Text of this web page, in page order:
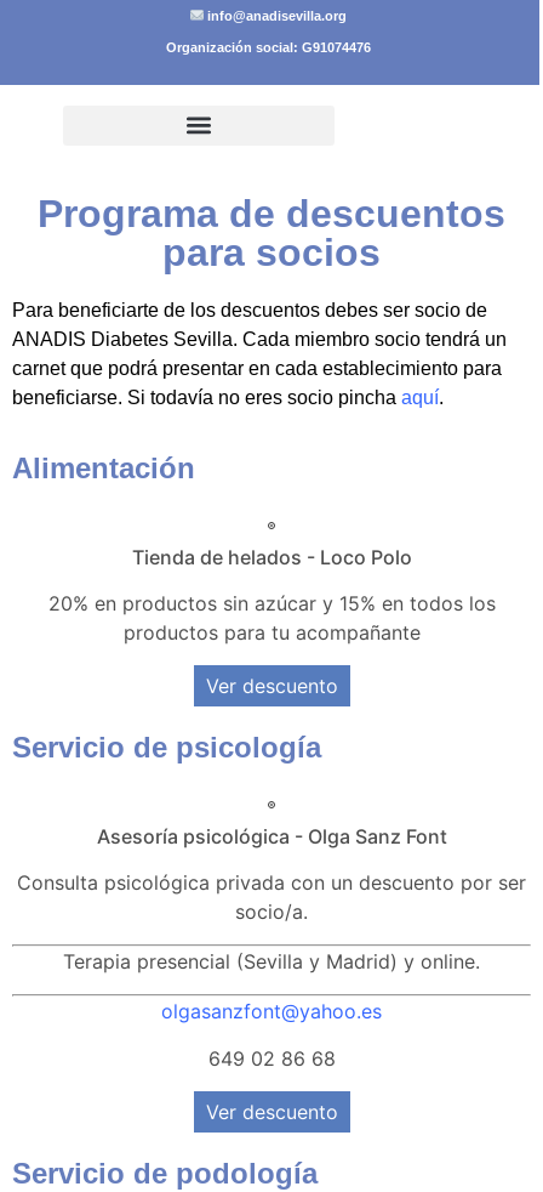
info@anadisevilla.org
Organización social: G91074476
Programa de descuentos
para socios
Para beneficiarte de los descuentos debes ser socio de
ANADIS Diabetes Sevilla. Cada miembro socio tendrá un
carnet que podrá presentar en cada establecimiento para
beneficiarse. Si todavía no eres socio pincha aquí.
Alimentación
Tienda de helados - Loco Polo
20% en productos sin azúcar y 15% en todos los
productos para tu acompañante
Ver descuento
Servicio de psicología
Asesoría psicológica - Olga Sanz Font
Consulta psicológica privada con un descuento por ser
socio/a.
Terapia presencial (Sevilla y Madrid) y online.
olgasanzfont@yahoo.es
649 02 86 68
Ver descuento
Servicio de podología